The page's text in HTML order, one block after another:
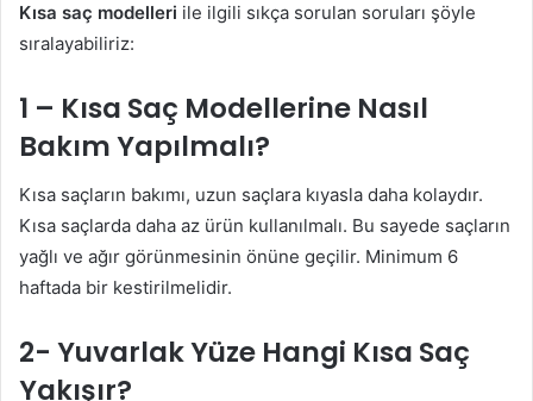
Kısa saç modelleri ile ilgili sıkça sorulan soruları şöyle
sıralayabiliriz:
1 – Kısa Saç Modellerine Nasıl
Bakım Yapılmalı?
Kısa saçların bakımı, uzun saçlara kıyasla daha kolaydır.
Kısa saçlarda daha az ürün kullanılmalı. Bu sayede saçların
yağlı ve ağır görünmesinin önüne geçilir. Minimum 6
haftada bir kestirilmelidir.
2- Yuvarlak Yüze Hangi Kısa Saç
Yakışır?